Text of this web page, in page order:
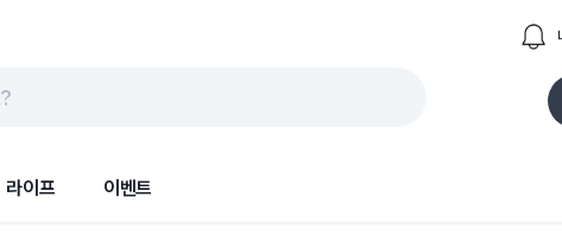
라이프 이벤트